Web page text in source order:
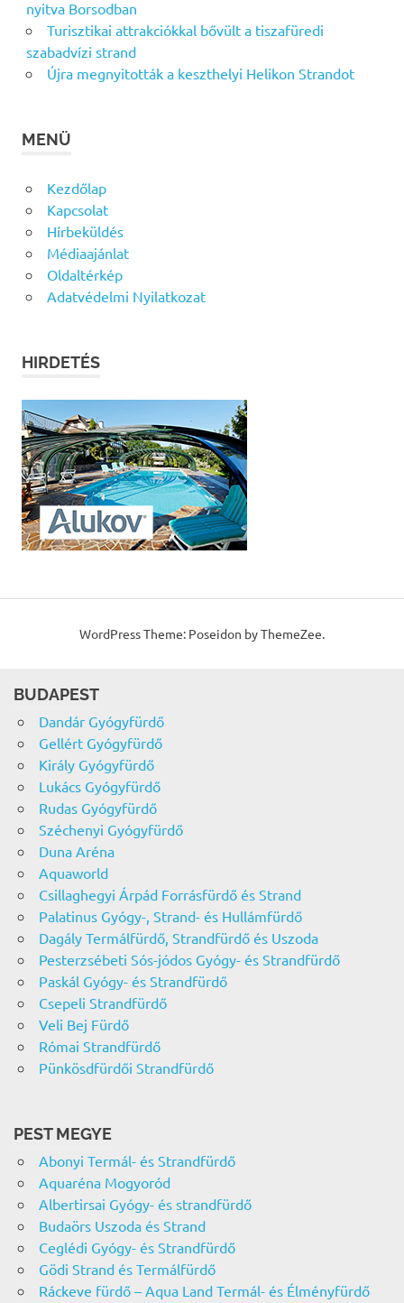
nyitva Borsodban
Turisztikai attrakciókkal bővült a tiszafüredi
szabadvízi strand
Újra megnyitották a keszthelyi Helikon Strandot
MENÜ
Kezdőlap
Kapcsolat
Hírbeküldés
Médiaajánlat
Oldaltérkép
Adatvédelmi Nyilatkozat
HIRDETÉS
WordPress Theme: Poseidon by ThemeZee.
BUDAPEST
Dandár Gyógyfürdő
Gellért Gyógyfürdő
Király Gyógyfürdő
Lukács Gyógyfürdő
Rudas Gyógyfürdő
Széchenyi Gyógyfürdő
Duna Aréna
Aquaworld
Csillaghegyi Árpád Forrásfürdő és Strand
Palatinus Gyógy-, Strand- és Hullámfürdő
Dagály Termálfürdő, Strandfürdő és Uszoda
Pesterzsébeti Sós-jódos Gyógy- és Strandfürdő
Paskál Gyógy- és Strandfürdő
Csepeli Strandfürdő
Veli Bej Fürdő
Római Strandfürdő
Pünkösdfürdői Strandfürdő
PEST MEGYE
Abonyi Termál- és Strandfürdő
Aquaréna Mogyoród
Albertirsai Gyógy- és strandfürdő
Budaörs Uszoda és Strand
Ceglédi Gyógy- és Strandfürdő
Gödi Strand és Termálfürdő
Ráckeve fürdő – Aqua Land Termál- és Élményfürdő